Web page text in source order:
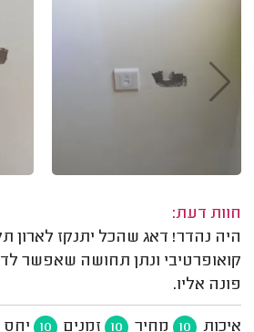
חוות דעת:
היה נהדר! דאג שהכל יתנקז לארון
קואופרטיבי ונתן תחושה שאפשר
פונה אליו.
איכות 10 מחיר 10 זמנים 10 יחס